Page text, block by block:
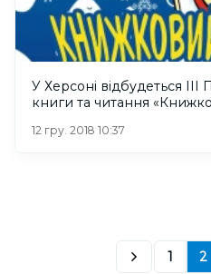
У Херсоні відбудеться
книги та читання
12 гру. 2018 10:37
1 2